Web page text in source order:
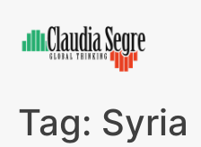
Tag: Syria